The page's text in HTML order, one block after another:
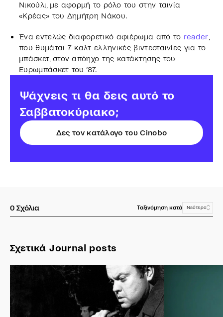
Νικούλι, με αφορμή το ρόλο του στην ταινία
«Κρέας» του Δημήτρη Νάκου.
Ένα εντελώς διαφορετικό αφιέρωμα από το reader
που θυμάται 7 καλτ ελληνικές βιντεοταινίες για το
μπάσκετ, στον απόηχο της κατάκτησης του
Ευρωμπάσκετ του ‘87.
Ψάχνεις τι θα δεις αυτό το
Σαββατοκύριακο;
Δες τον κατάλογο του Cinobo
0 Σχόλια Ταξινόμηση κατά Νεότερο
Σχετικά Journal posts